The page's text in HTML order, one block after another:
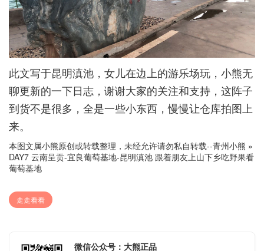
此文写于昆明滇池，女儿在边上的游乐场玩，小熊无
聊更新的一下日志，谢谢大家的关注和支持，这阵子
到货不是很多，全是一些小东西，慢慢让仓库拍图上
来。
本图文属小熊原创或转载整理，未经允许请勿私自转载--青州小熊 »
DAY7 云南呈贡-宜良葡萄基地-昆明滇池 跟着朋友上山下乡吃野果看
葡萄基地
走走看看
微信公众号：大熊正品